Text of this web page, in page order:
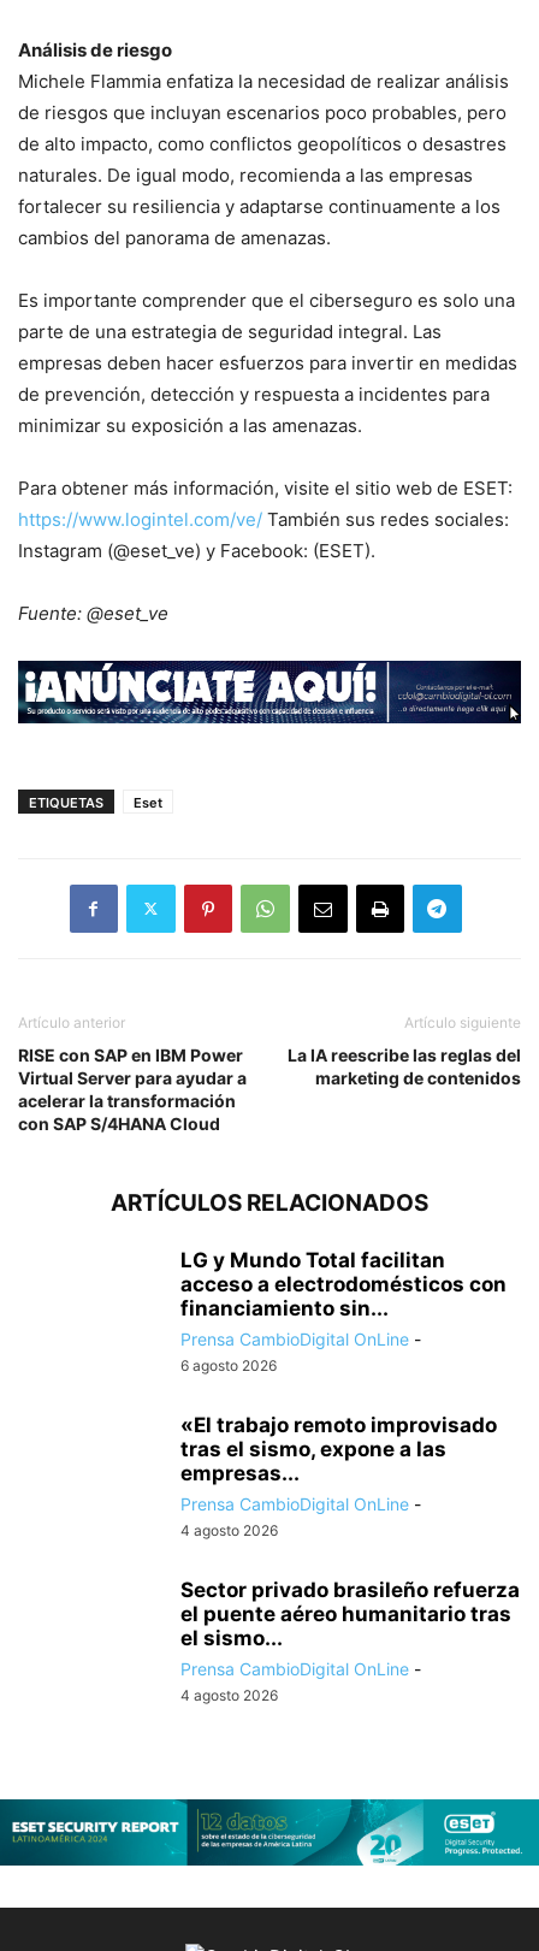
Análisis de riesgo
Michele Flammia enfatiza la necesidad de realizar análisis
de riesgos que incluyan escenarios poco probables, pero
de alto impacto, como conflictos geopolíticos o desastres
naturales. De igual modo, recomienda a las empresas
fortalecer su resiliencia y adaptarse continuamente a los
cambios del panorama de amenazas.
Es importante comprender que el ciberseguro es solo una
parte de una estrategia de seguridad integral. Las
empresas deben hacer esfuerzos para invertir en medidas
de prevención, detección y respuesta a incidentes para
minimizar su exposición a las amenazas.
Para obtener más información, visite el sitio web de ESET:
https://www.logintel.com/ve/ También sus redes sociales:
Instagram (@eset_ve) y Facebook: (ESET).
Fuente: @eset_ve
ETIQUETAS Eset
Artículo anterior
RISE con SAP en IBM Power
Virtual Server para ayudar a
acelerar la transformación
con SAP S/4HANA Cloud
Artículo siguiente
La IA reescribe las reglas del
marketing de contenidos
ARTÍCULOS RELACIONADOS
LG y Mundo Total facilitan
acceso a electrodomésticos con
financiamiento sin...
Prensa CambioDigital OnLine -
6 agosto 2026
«El trabajo remoto improvisado
tras el sismo, expone a las
empresas...
Prensa CambioDigital OnLine -
4 agosto 2026
Sector privado brasileño refuerza
el puente aéreo humanitario tras
el sismo...
Prensa CambioDigital OnLine -
4 agosto 2026